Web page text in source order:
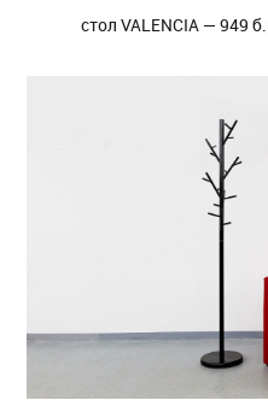
стол VALENCIA — 949